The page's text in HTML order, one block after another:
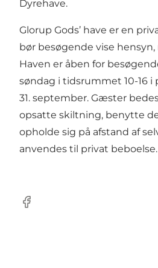
Dyrehave.
Glorup Gods’ have er en
bør besøgende vise hensyn,
Haven er åben for
søndag i tidsrummet 10-16 i
31. september. Gæster
opsatte skiltning, benytte
opholde sig på afstand af
anvendes til privat beboelse.
Facebook